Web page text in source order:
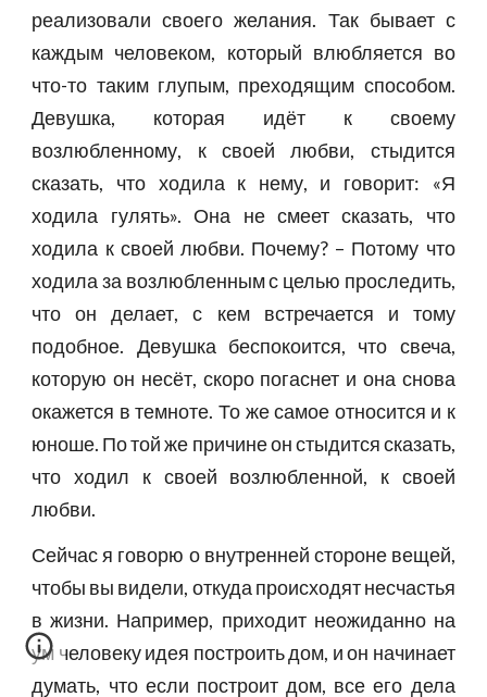
реализовали своего желания. Так бывает с
каждым человеком, который влюбляется во
что-то таким глупым, преходящим способом.
Девушка, которая идёт к своему
возлюбленному, к своей любви, стыдится
сказать, что ходила к нему, и говорит: «Я
ходила гулять». Она не смеет сказать, что
ходила к своей любви. Почему? – Потому что
ходила за возлюбленным с целью проследить,
что он делает, с кем встречается и тому
подобное. Девушка беспокоится, что свеча,
которую он несёт, скоро погаснет и она снова
окажется в темноте. То же самое относится и к
юноше. По той же причине он стыдится сказать,
что ходил к своей возлюбленной, к своей
любви.
Сейчас я говорю о внутренней стороне вещей,
чтобы вы видели, откуда происходят несчастья
в жизни. Например, приходит неожиданно на
ум человеку идея построить дом, и он начинает
думать, что если построит дом, все его дела